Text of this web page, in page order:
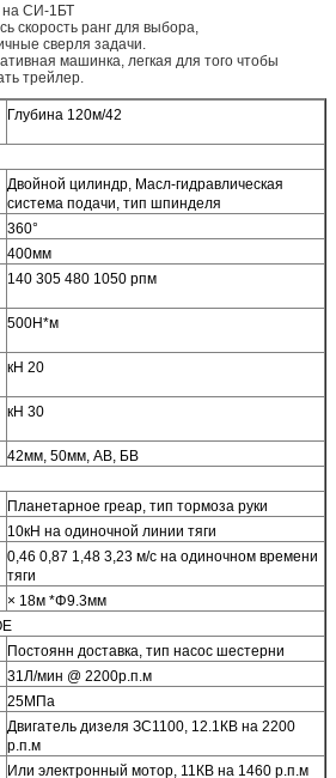
на СИ-1БТ
скорость ранг для выбора,
сверля задачи.
машинка, легкая для того чтобы
трейлер.
Глубина 120м/42
Двойной цилиндр, Масл-гидравлическая
система подачи, тип шпинделя
360°
400мм
140 305 480 1050 рпм
500Н*м
кН 20
кН 30
42мм, 50мм, АВ, БВ
Планетарное греар, тип тормоза руки
10кН на одиночной линии тяги
0,46 0,87 1,48 3,23 м/с на одиночном времени
тяги
× 18м *Φ9.3мм
Постоянн доставка, тип насос шестерни
31Л/мин @ 2200р.п.м
25МПа
Двигатель дизеля ЗС1100, 12.1КВ на 2200
р.п.м
Или электронный мотор, 11КВ на 1460 р.п.м